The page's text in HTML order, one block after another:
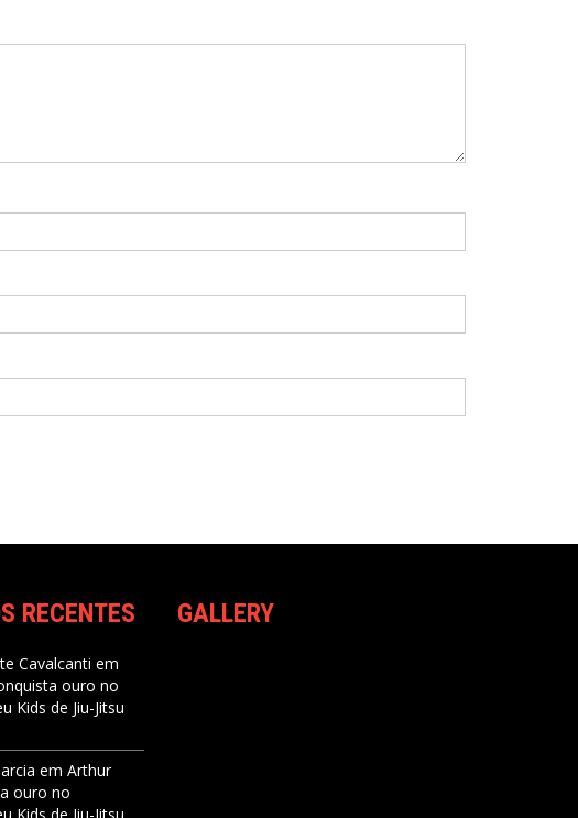
RECENTES
Cavalcanti em
ouro no
Kids de Jiu-Jitsu
em Arthur
ouro no
GALLERY